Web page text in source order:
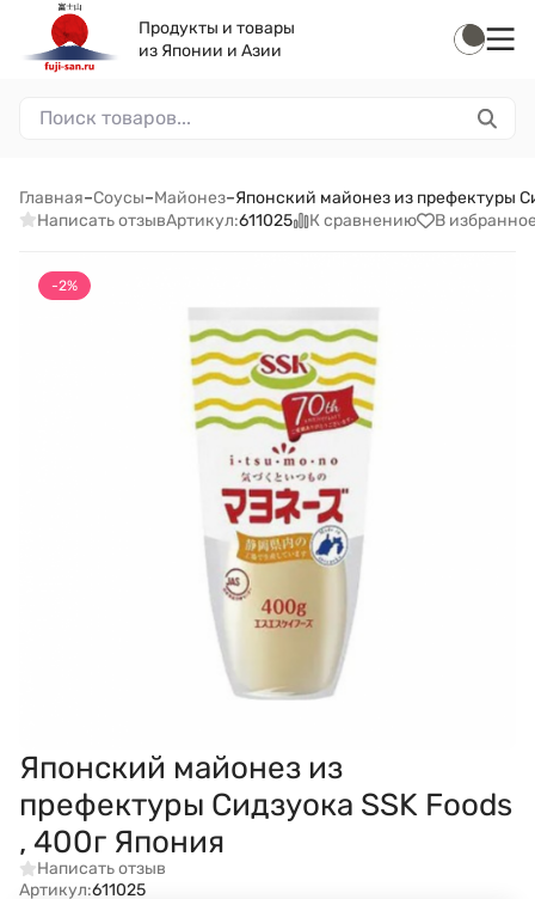
Продукты и товары
из Японии и Азии
Главная–Соусы–Майонез–Японский майонез из префектуры
Написать отзывАртикул:611025 К сравнению В
-2%
Японский майонез из
префектуры Сидзуока SSK Foods
, 400г Япония
Написать отзыв
Артикул:611025